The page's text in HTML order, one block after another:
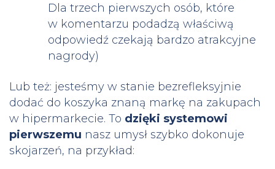
Dla trzech pierwszych osób, które
w komentarzu podadzą właściwą
odpowiedź czekają bardzo atrakcyjne
nagrody)
Lub też: jesteśmy w stanie bezrefleksyjnie
dodać do koszyka znaną markę na zakupach
w hipermarkecie. To dzięki systemowi
pierwszemu nasz umysł szybko dokonuje
skojarzeń, na przykład: